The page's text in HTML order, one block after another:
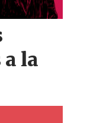
la